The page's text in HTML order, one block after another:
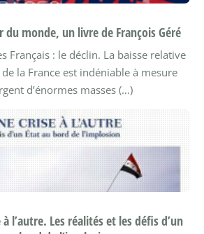
du monde, un livre de François Géré
Français : le déclin. La baisse relative
la France est indéniable à mesure
d’énormes masses (…)
à l’autre. Les réalités et les défis d’un